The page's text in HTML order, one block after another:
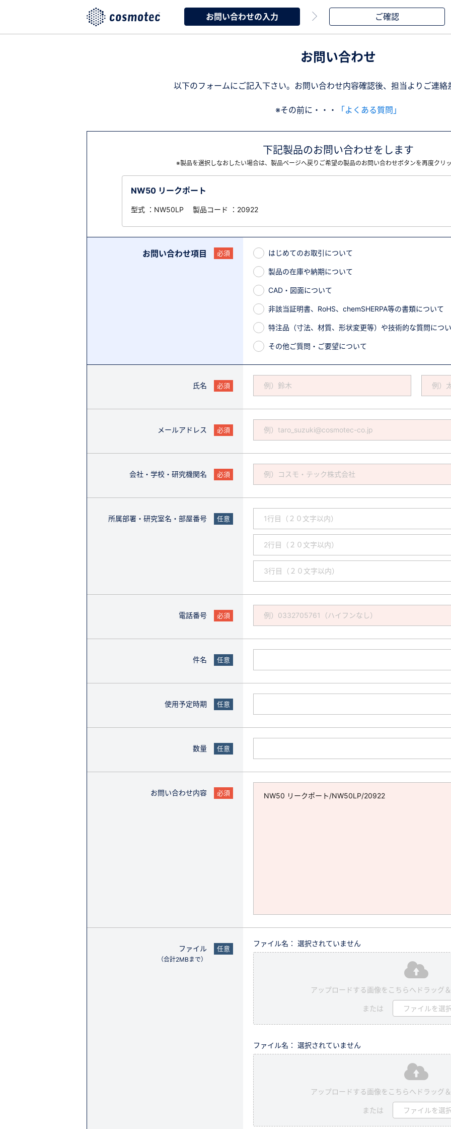
お問い合わせの入力 ご確認
お問い合わせ
以下のフォームにご記入下さい。お問い合わせ内容確認後、担当よりご連絡
※その前に・・・ 「よくある質問」
下記製品のお問い合わせをします
※製品を選択しなおしたい場合は、製品ページへ戻りご希望の製品のお問い合わせボタンを再度クリ
NW50 リークポート
型式 ：NW50LP 製品コード ：20922
お問い合わせ項目 必須 はじめてのお取引について
製品の在庫や納期について
CAD・図面について
非該当証明書、RoHS、chemSHERPA等の書類について
特注品（寸法、材質、形状変更等）や技術的な質問につ
その他ご質問・ご要望について
氏名 必須
メールアドレス 必須
会社・学校・研究機関名 必須
所属部署・研究室名・部屋番号 任意
電話番号 必須
件名 任意
使用予定時期 任意
数量 任意
お問い合わせ内容 必須
ファイル
（合計2MBまで）
任意
ファイル名： 選択されていません
アップロードする画像をこちらへドラッグ
または ファイルを選
ファイル名： 選択されていません
アップロードする画像をこちらへドラッグ
または ファイルを選